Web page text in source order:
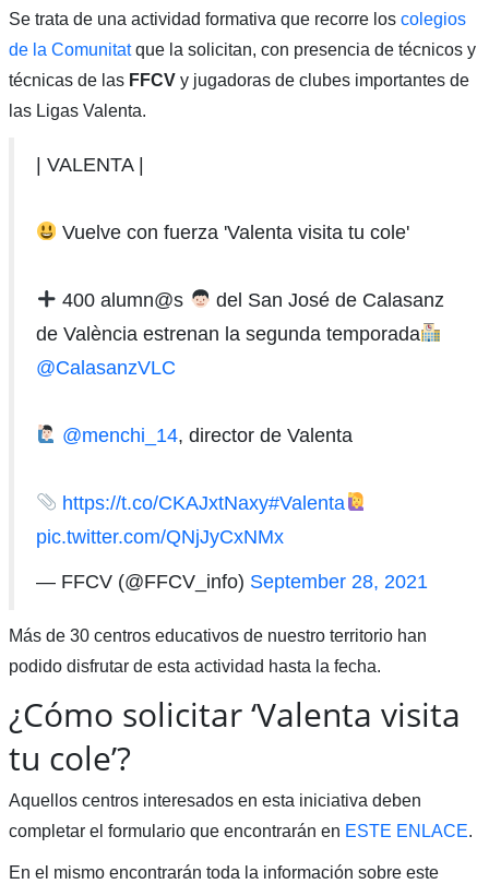
Se trata de una actividad formativa que recorre los colegios
de la Comunitatque la solicitan, con presencia de técnicos y
técnicas de las FFCVy jugadoras de clubes importantes de
las Ligas Valenta.
| VALENTA |
Vuelve con fuerza 'Valenta visita tu cole'
400 alumn@s
del San José de Calasanz
de València estrenan la segunda temporada
@CalasanzVLC
@menchi_14, director de Valenta
https://t.co/CKAJxtNaxy#Valenta
pic.twitter.com/QNjJyCxNMx
— FFCV (@FFCV_info) September 28, 2021
Más de 30 centros educativos de nuestro territorio han
podido disfrutar de esta actividad hasta la fecha.
¿Cómo solicitar ‘Valenta visita
tu cole’?
Aquellos centros interesados en esta iniciativa deben
completar el formulario que encontrarán en ESTE ENLACE.
En el mismo encontrarán toda la información sobre este